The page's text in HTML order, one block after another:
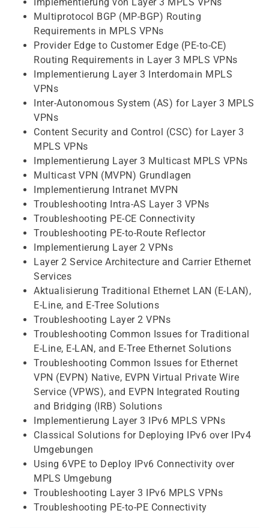
Multiprotocol BGP (MP-BGP) Routing
Requirements in MPLS VPNs
Provider Edge to Customer Edge (PE-to-CE)
Routing Requirements in Layer 3 MPLS VPNs
Implementierung Layer 3 Interdomain MPLS
VPNs
Inter-Autonomous System (AS) for Layer 3 MPLS
VPNs
Content Security and Control (CSC) for Layer 3
MPLS VPNs
Implementierung Layer 3 Multicast MPLS VPNs
Multicast VPN (MVPN) Grundlagen
Implementierung Intranet MVPN
Troubleshooting Intra-AS Layer 3 VPNs
Troubleshooting PE-CE Connectivity
Troubleshooting PE-to-Route Reflector
Implementierung Layer 2 VPNs
Layer 2 Service Architecture and Carrier Ethernet
Services
Aktualisierung Traditional Ethernet LAN (E-LAN),
E-Line, and E-Tree Solutions
Troubleshooting Layer 2 VPNs
Troubleshooting Common Issues for Traditional
E-Line, E-LAN, and E-Tree Ethernet Solutions
Troubleshooting Common Issues for Ethernet
VPN (EVPN) Native, EVPN Virtual Private Wire
Service (VPWS), and EVPN Integrated Routing
and Bridging (IRB) Solutions
Implementierung Layer 3 IPv6 MPLS VPNs
Classical Solutions for Deploying IPv6 over IPv4
Umgebungen
Using 6VPE to Deploy IPv6 Connectivity over
MPLS Umgebung
Troubleshooting Layer 3 IPv6 MPLS VPNs
Troubleshooting PE-to-PE Connectivity